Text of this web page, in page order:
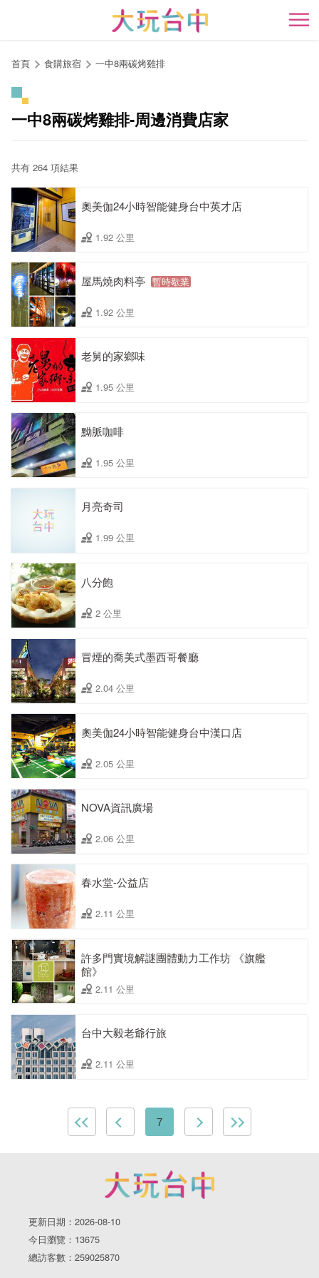
開
首頁 食購旅宿 一中8兩碳烤雞排
一中8兩碳烤雞排-周邊消費店家
共有 264 項結果
奧美伽24小時智能健身台中英才店
1.92 公里
屋馬燒肉料亭 暫時歇業
1.92 公里
老舅的家鄉味
1.95 公里
黝脈咖啡
1.95 公里
月亮奇司
1.99 公里
八分飽
2 公里
冒煙的喬美式墨西哥餐廳
2.04 公里
奧美伽24小時智能健身台中漢口店
2.05 公里
NOVA資訊廣場
2.06 公里
春水堂-公益店
2.11 公里
許多門實境解謎團體動力工作坊 《旗艦
館》
2.11 公里
台中大毅老爺行旅
2.11 公里
7
更新日期：2026-08-10
今日瀏覽：13675
總訪客數：259025870